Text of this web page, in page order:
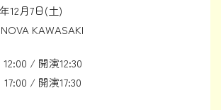
12月7日(土)
KAWASAKI
/ 開演12:30
/ 開演17:30